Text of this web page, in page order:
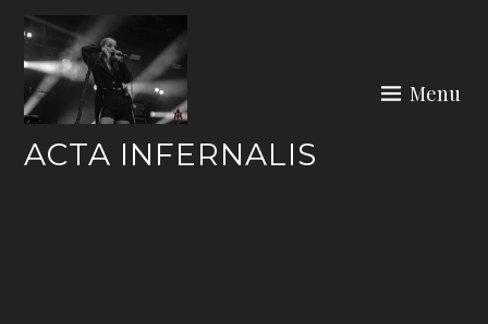
Skip
content
ACTA INFERNALIS
Menu